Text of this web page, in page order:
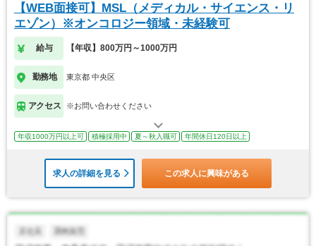
【WEB面接可】MSL（メディカル・サイエンス・リ
エゾン）※オンコロジー領域・未経験可
給与 【年収】800万円～1000万円
勤務地 東京都 中央区
アクセス ※お問い合わせください
年収1000万円以上可 積極採用中 夏～秋入職可 年間休日120日以上
求人の詳細を見る この求人に興味がある